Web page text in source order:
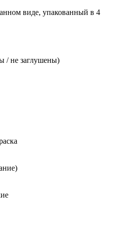
виде, упакованный в 4
/ не заглушены)